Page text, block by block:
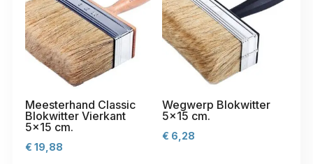
Meesterhand Classic
Blokwitter Vierkant
5×15 cm.
€ 19,88
Wegwerp Blokwitter
5×15 cm.
€ 6,28